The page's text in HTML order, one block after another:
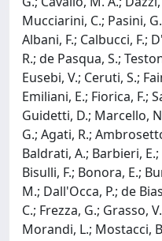
Mucciarini, C.; Pasini,
Albani, F.; Calbucci, F.;
R.; de Pasqua, S.;
Eusebi, V.; Ceruti, S.;
Emiliani, E.; Fiorica, F.;
Guidetti, D.; Marcello,
G.; Agati, R.;
Baldrati, A.; Barbieri,
Bisulli, F.; Bonora, E.;
M.; Dall'Occa, P.; de
C.; Frezza, G.; Grasso,
Morandi, L.; Mostacci,